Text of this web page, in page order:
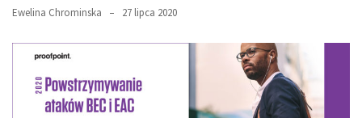
Ewelina Chrominska 27 lipca 2020